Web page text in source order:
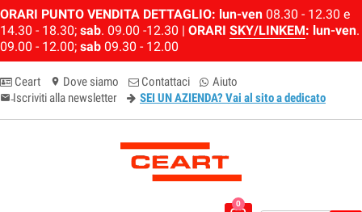
ORARI PUNTO VENDITA DETTAGLIO: lun-ven 08.30 - 12.30 e
14.30 - 18.30; sab. 09.00 -12.30 | ORARI SKY/LINKEM: lun-ven.
09.00 - 12.00; sab 09.30 - 12.00
Ceart location_on Dove siamo Contattaci Aiuto
email-newsletter
Iscriviti alla newsletter SEI UN AZIENDA? Vai al sito a dedicato
0